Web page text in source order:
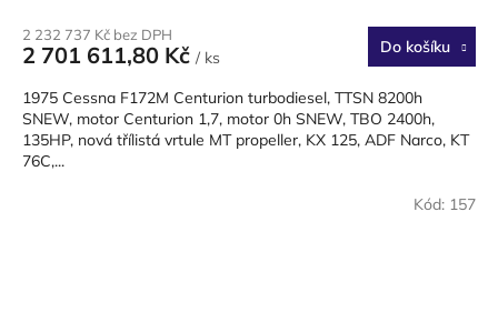
2 232 737 Kč bez DPH
2 701 611,80 Kč / ks
Do košíku
1975 Cessna F172M Centurion turbodiesel, TTSN 8200h
SNEW, motor Centurion 1,7, motor 0h SNEW, TBO 2400h,
135HP, nová třílistá vrtule MT propeller, KX 125, ADF Narco, KT
76C,...
Kód: 157